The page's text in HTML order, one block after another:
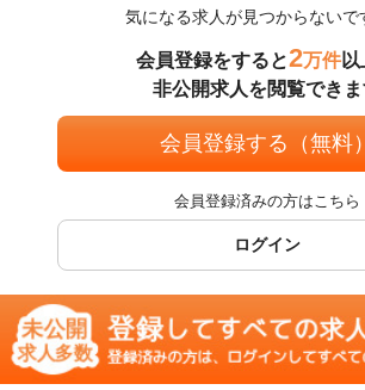
気になる求人が見つからないで
会員登録をすると2万件以
非公開求人を閲覧でき
会員登録する（無料）
会員登録済みの方はこちら
ログイン